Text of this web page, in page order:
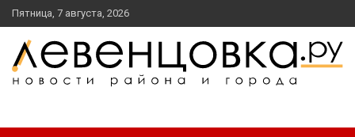
перейти
к
содержанию
Пятница, 7 августа, 2026